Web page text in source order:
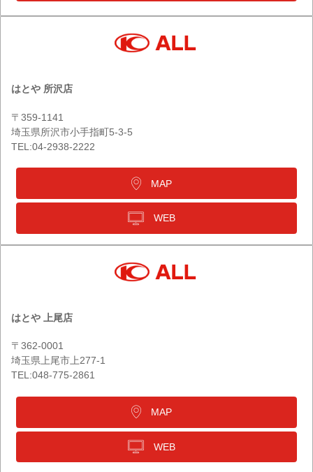
はとや 所沢店
〒359-1141
埼玉県所沢市小手指町5-3-5
TEL:04-2938-2222
MAP
WEB
はとや 上尾店
〒362-0001
埼玉県上尾市上277-1
TEL:048-775-2861
MAP
WEB